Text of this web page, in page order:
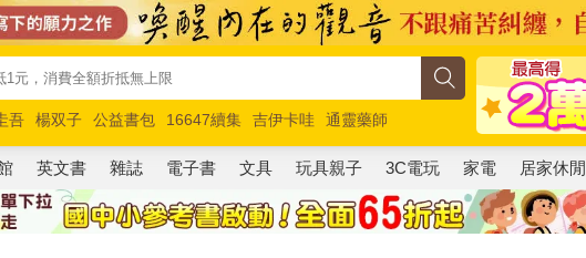
吾 楊双子 公益書包 16647續集 吉伊卡哇
通靈藥師
路邊攤新作
馬斯克 玩具總動員5 超慢跑
英文書 雜誌 電子書 文具 玩具親子 3C電玩 家電 居家休閒